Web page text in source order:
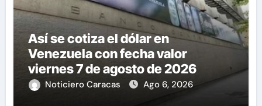
Así se cotiza el dólar en
Venezuela con fecha valor
viernes 7 de agosto de 2026
Noticiero Caracas Ago 6, 2026